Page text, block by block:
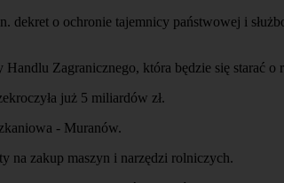
dekret o ochronie tajemnicy państwowej i
Zagranicznego, która będzie się starać
już 5 miliardów zł.
- Muranów.
na zakup maszyn i narzędzi rolniczych.